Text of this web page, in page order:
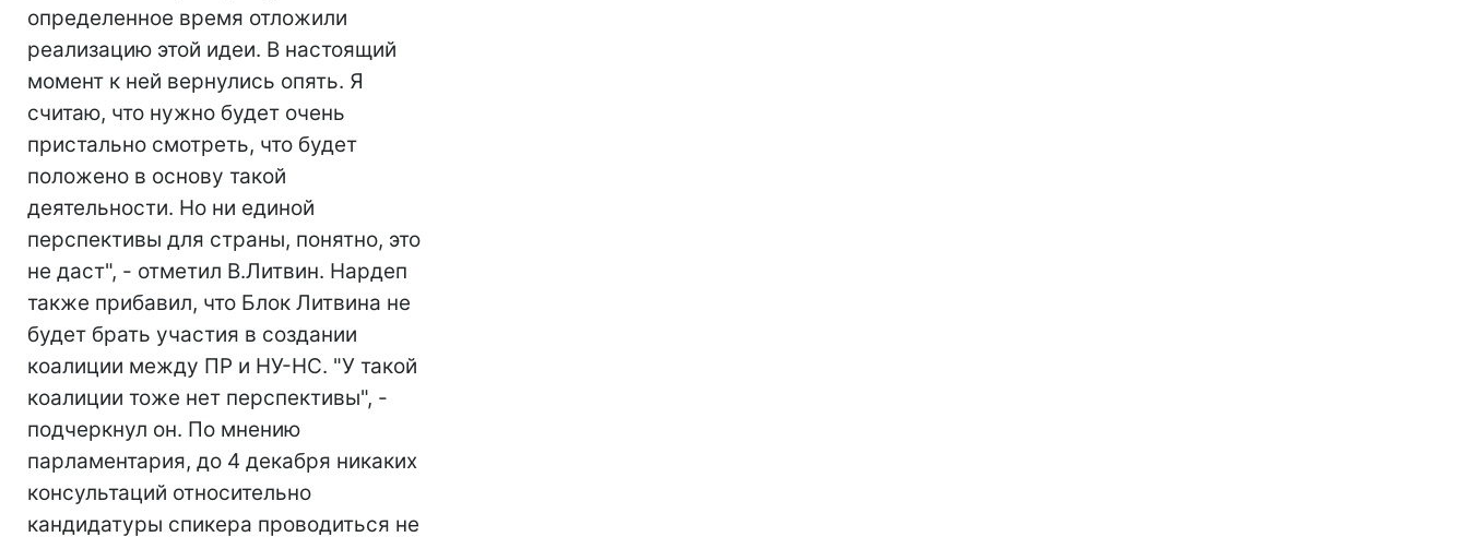
определенное время отложили
реализацию этой идеи. В настоящий
момент к ней вернулись опять. Я
считаю, что нужно будет очень
пристально смотреть, что будет
положено в основу такой
деятельности. Но ни единой
перспективы для страны, понятно, это
не даст", - отметил В.Литвин. Нардеп
также прибавил, что Блок Литвина не
будет брать участия в создании
коалиции между ПР и НУ-НС. "У такой
коалиции тоже нет перспективы", -
подчеркнул он. По мнению
парламентария, до 4 декабря никаких
консультаций относительно
кандидатуры спикера проводиться не